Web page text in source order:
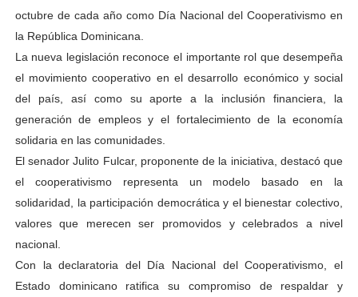
octubre de cada año como Día Nacional del Cooperativismo en
la República Dominicana.
La nueva legislación reconoce el importante rol que desempeña
el movimiento cooperativo en el desarrollo económico y social
del país, así como su aporte a la inclusión financiera, la
generación de empleos y el fortalecimiento de la economía
solidaria en las comunidades.
El senador Julito Fulcar, proponente de la iniciativa, destacó que
el cooperativismo representa un modelo basado en la
solidaridad, la participación democrática y el bienestar colectivo,
valores que merecen ser promovidos y celebrados a nivel
nacional.
Con la declaratoria del Día Nacional del Cooperativismo, el
Estado dominicano ratifica su compromiso de respaldar y